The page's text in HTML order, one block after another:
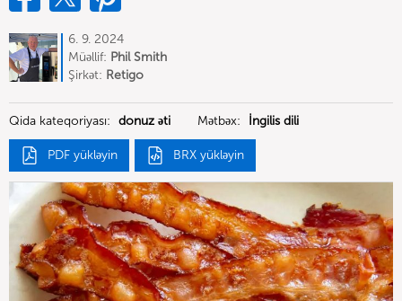
6. 9. 2024
Müəllif: Phil Smith
Şirkət: Retigo
Qida kateqoriyası: donuz əti Mətbəx: İngilis dili
PDF yükləyin BRX yükləyin